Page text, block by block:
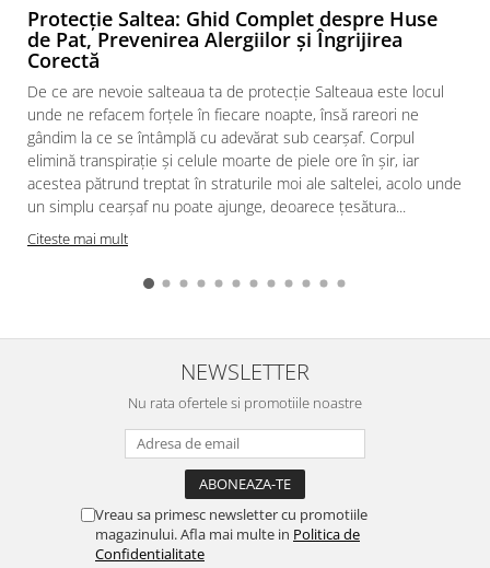
Protecție Saltea: Ghid Complet despre Huse
de Pat, Prevenirea Alergiilor și Îngrijirea
Corectă
De ce are nevoie salteaua ta de protecție Salteaua este locul
unde ne refacem forțele în fiecare noapte, însă rareori ne
gândim la ce se întâmplă cu adevărat sub cearșaf. Corpul
elimină transpirație și celule moarte de piele ore în șir, iar
acestea pătrund treptat în straturile moi ale saltelei, acolo unde
un simplu cearșaf nu poate ajunge, deoarece țesătura...
Citeste mai mult
NEWSLETTER
Nu rata ofertele si promotiile noastre
Vreau sa primesc newsletter cu promotiile
magazinului. Afla mai multe in Politica de
Confidentialitate